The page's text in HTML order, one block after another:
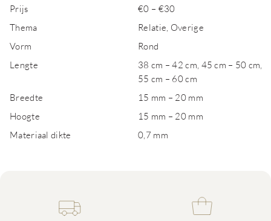
Prijs
€0 – €30
Thema
Relatie, Overige
Vorm
Rond
Lengte
38 cm – 42 cm, 45 cm – 50 cm,
55 cm – 60 cm
Breedte
15 mm – 20 mm
Hoogte
15 mm – 20 mm
Materiaal dikte
0,7 mm